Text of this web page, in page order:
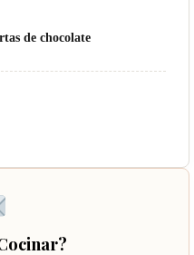
de chocolate